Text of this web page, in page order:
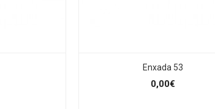
Enxada 53
0,00€